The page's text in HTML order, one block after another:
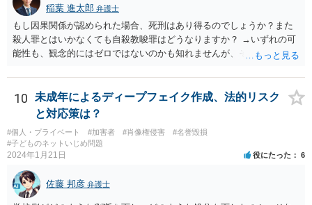
稲葉 進太郎 弁護士
もし因果関係が認められた場合、死刑はあり得るのでしょうか？また
殺人罪とはいかなくても自殺教唆罪はどうなりますか？ →いずれの可
能性も、観念的にはゼロではないのかも知れませんが、そもそもネッ
為性の問題、そしてそれを認識していたかという故意の問題もあり、
現実的に殺人とされる可能性はほぼ考えられないように思います。自
殺教唆もあり得なくはないですが、直接的かつ執拗な態様でないと、
やはり実行行為性とか因果関係とかが認められづらいように思いま
す。
10
未成年によるディープフェイク作成、法的リスク
と対応策は？
#個人・プライベート #加害者 #肖像権侵害
#名誉毀損
#子どものネットいじめ問題
2024年1月21日 役にたった 6
佐藤 邦彦 弁護士